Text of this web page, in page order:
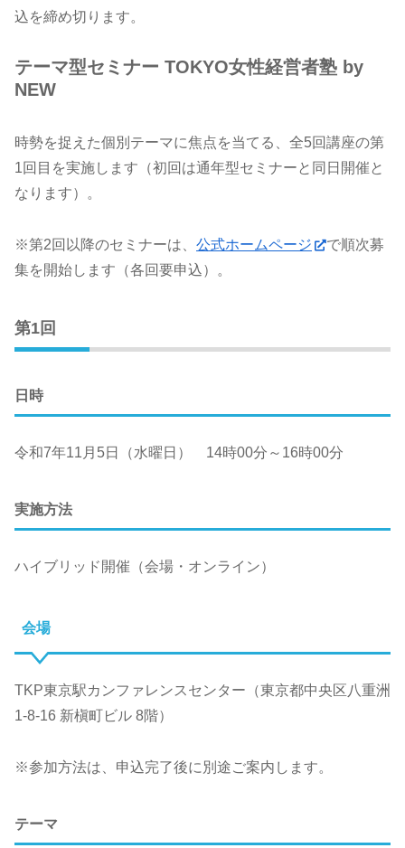
込を締め切ります。
テーマ型セミナー TOKYO女性経営者塾 by
NEW
時勢を捉えた個別テーマに焦点を当てる、全5回講座の第
1回目を実施します（初回は通年型セミナーと同日開催と
なります）。
※第2回以降のセミナーは、 公式ホームページ
で順次募
集を開始します（各回要申込）。
第1回
日時
令和7年11月5日（水曜日） 14時00分～16時00分
実施方法
ハイブリッド開催（会場・オンライン）
会場
TKP東京駅カンファレンスセンター（東京都中央区八重洲
1-8-16 新槇町ビル 8階）
※参加方法は、申込完了後に別途ご案内します。
テーマ